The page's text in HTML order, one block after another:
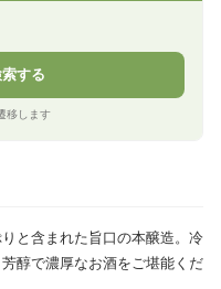
する
移します
と含まれた旨口の本醸造。冷
醇で濃厚なお酒をご堪能くだ